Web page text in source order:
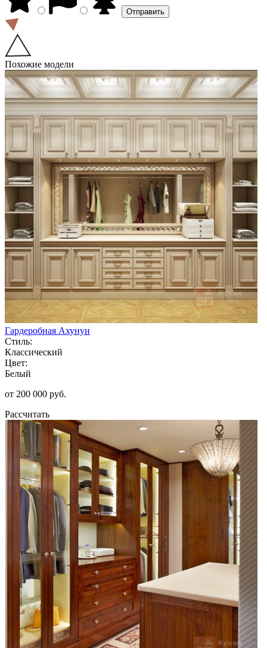
Похожие модели
Гардеробная Ахунуи
Стиль:
Классический
Цвет:
Белый
от 200 000 руб.
Рассчитать